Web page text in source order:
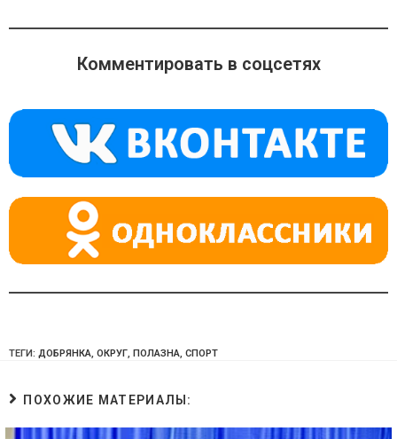
n
o
a
ss
ni
ki
e
gr
m
at
s
p
p
Комментировать в соцсетях
ТЕГИ: ДОБРЯНКА, ОКРУГ, ПОЛАЗНА, СПОРТ
ПОХОЖИЕ МАТЕРИАЛЫ: